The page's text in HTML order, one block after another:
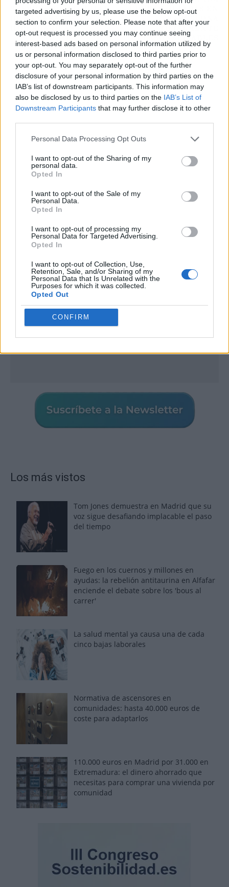
targeted advertising by us, please use the below opt-out
section to confirm your selection. Please note that after your
opt-out request is processed you may continue seeing
interest-based ads based on personal information utilized by
us or personal information disclosed to third parties prior to
your opt-out. You may separately opt-out of the further
disclosure of your personal information by third parties on the
IAB’s list of downstream participants. This information may
also be disclosed by us to third parties on the IAB’s List of
Downstream Participants that may further disclose it to other
Personal Data Processing Opt Outs
I want to opt-out of the Sharing of my
personal data.
Opted In
I want to opt-out of the Sale of my
Personal Data.
Opted In
I want to opt-out of processing my
Personal Data for Targeted Advertising.
Opted In
I want to opt-out of Collection, Use,
Retention, Sale, and/or Sharing of my
Personal Data that Is Unrelated with the
Purposes for which it was collected.
Opted Out
CONFIRM
SERVICIO DE ALQUILER
DE CÁMARAS
HIPERBÁRICAS
VISITAS GUIADAS EN
BARCELONA
TOTALMENTE
PERSONALIZABLES
Publicidad
Los más vistos
Tom Jones demuestra en Madrid que su
voz sigue desafiando implacable el paso
del tiempo
Fuego en los cuernos y millones en
ayudas: la rebelión antitaurina en Alfafar
enciende el debate sobre los 'bous al
carrer'
La salud mental ya causa una de cada
cinco bajas laborales
Normativa de ascensores en
comunidades: hasta 40.000 euros de
coste para adaptarlos
110.000 euros en Madrid por 31.000 en
Extremadura: el dinero ahorrado que
necesitas para comprar una vivienda por
comunidad